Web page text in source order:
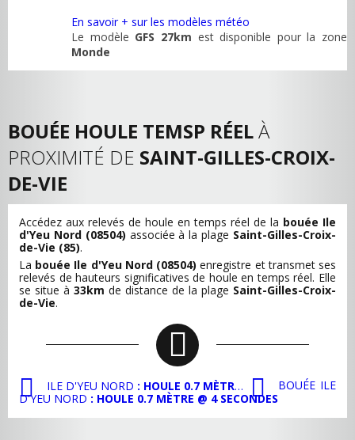
En savoir + sur les modèles météo
Le modèle GFS 27km est disponible pour la zone
Monde
BOUÉE HOULE TEMSP RÉELÀ
PROXIMITÉ DE SAINT-GILLES-CROIX-
DE-VIE
Accédez aux relevés de houle en temps réel de la bouée Ile
d'Yeu Nord (08504) associée à la plage Saint-Gilles-Croix-
de-Vie (85).
La bouée Ile d'Yeu Nord (08504) enregistre et transmet ses
relevés de hauteurs significatives de houle en temps réel. Elle
se situe à 33km de distance de la plage Saint-Gilles-Croix-
de-Vie.
ILE D'YEU NORD : HOULE 0.7 MÈTRE @ 4 SECONDES
BOUÉE ILE
D'YEU NORD : HOULE 0.7 MÈTRE @ 4 SECONDES